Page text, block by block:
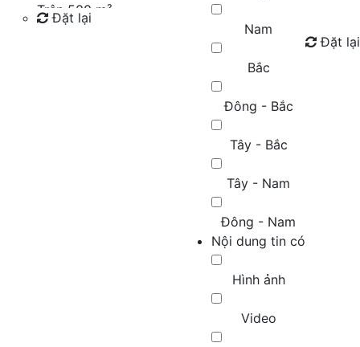
Trên 500 m²
Đặt lại
Nam
Bắc
Đông - Bắc
Tây - Bắc
Tây - Nam
Đông - Nam
Nội dung tin có
Hình ảnh
Video
Đặt lại